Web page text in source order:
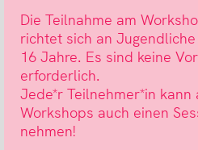
Die Teilnahme am
richtet sich an
16 Jahre. Es sind keine
erforderlich.
Jede*r Teilnehmer*in kann
Workshops auch einen
nehmen!